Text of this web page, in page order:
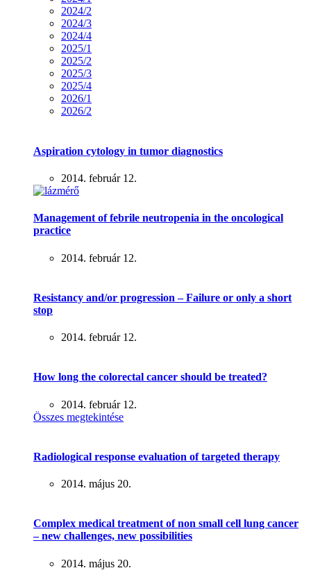
2024/2
2024/3
2024/4
2025/1
2025/2
2025/3
2025/4
2026/1
2026/2
Aspiration cytology in tumor diagnostics
2014. február 12.
Management of febrile neutropenia in the oncological
practice
2014. február 12.
Resistancy and/or progression – Failure or only a short
stop
2014. február 12.
How long the colorectal cancer should be treated?
2014. február 12.
Összes megtekintése
Radiological response evaluation of targeted therapy
2014. május 20.
Complex medical treatment of non small cell lung cancer
– new challenges, new possibilities
2014. május 20.